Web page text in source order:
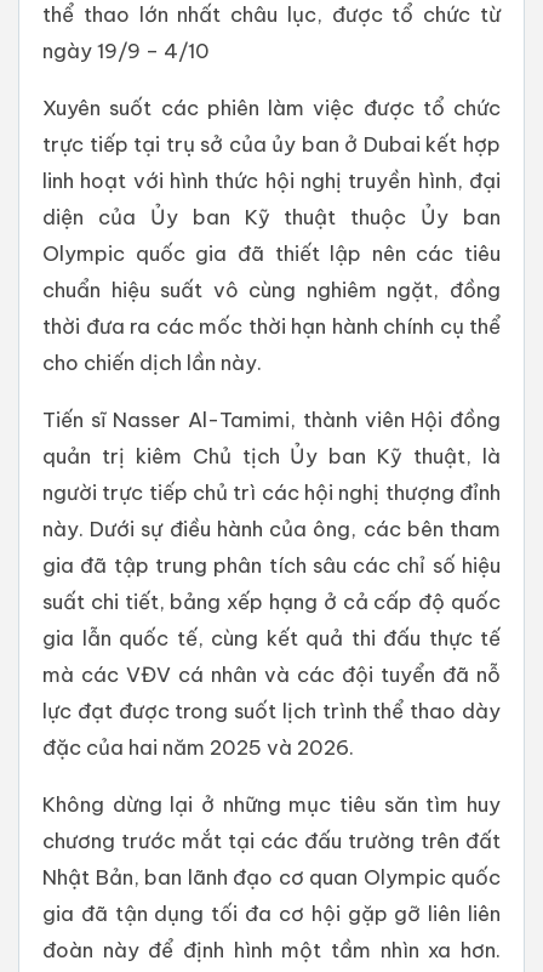
thể thao lớn nhất châu lục, được tổ chức từ
ngày 19/9 – 4/10
Xuyên suốt các phiên làm việc được tổ chức
trực tiếp tại trụ sở của ủy ban ở Dubai kết hợp
linh hoạt với hình thức hội nghị truyền hình, đại
diện của Ủy ban Kỹ thuật thuộc Ủy ban
Olympic quốc gia đã thiết lập nên các tiêu
chuẩn hiệu suất vô cùng nghiêm ngặt, đồng
thời đưa ra các mốc thời hạn hành chính cụ thể
cho chiến dịch lần này.
Tiến sĩ Nasser Al-Tamimi, thành viên Hội đồng
quản trị kiêm Chủ tịch Ủy ban Kỹ thuật, là
người trực tiếp chủ trì các hội nghị thượng đỉnh
này. Dưới sự điều hành của ông, các bên tham
gia đã tập trung phân tích sâu các chỉ số hiệu
suất chi tiết, bảng xếp hạng ở cả cấp độ quốc
gia lẫn quốc tế, cùng kết quả thi đấu thực tế
mà các VĐV cá nhân và các đội tuyển đã nỗ
lực đạt được trong suốt lịch trình thể thao dày
đặc của hai năm 2025 và 2026.
Không dừng lại ở những mục tiêu săn tìm huy
chương trước mắt tại các đấu trường trên đất
Nhật Bản, ban lãnh đạo cơ quan Olympic quốc
gia đã tận dụng tối đa cơ hội gặp gỡ liên liên
đoàn này để định hình một tầm nhìn xa hơn.